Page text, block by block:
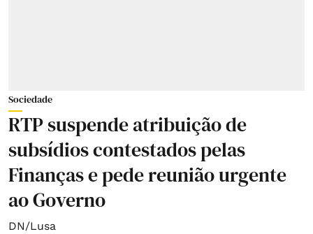
Sociedade
RTP suspende atribuição de
subsídios contestados pelas
Finanças e pede reunião urgente
ao Governo
DN/Lusa